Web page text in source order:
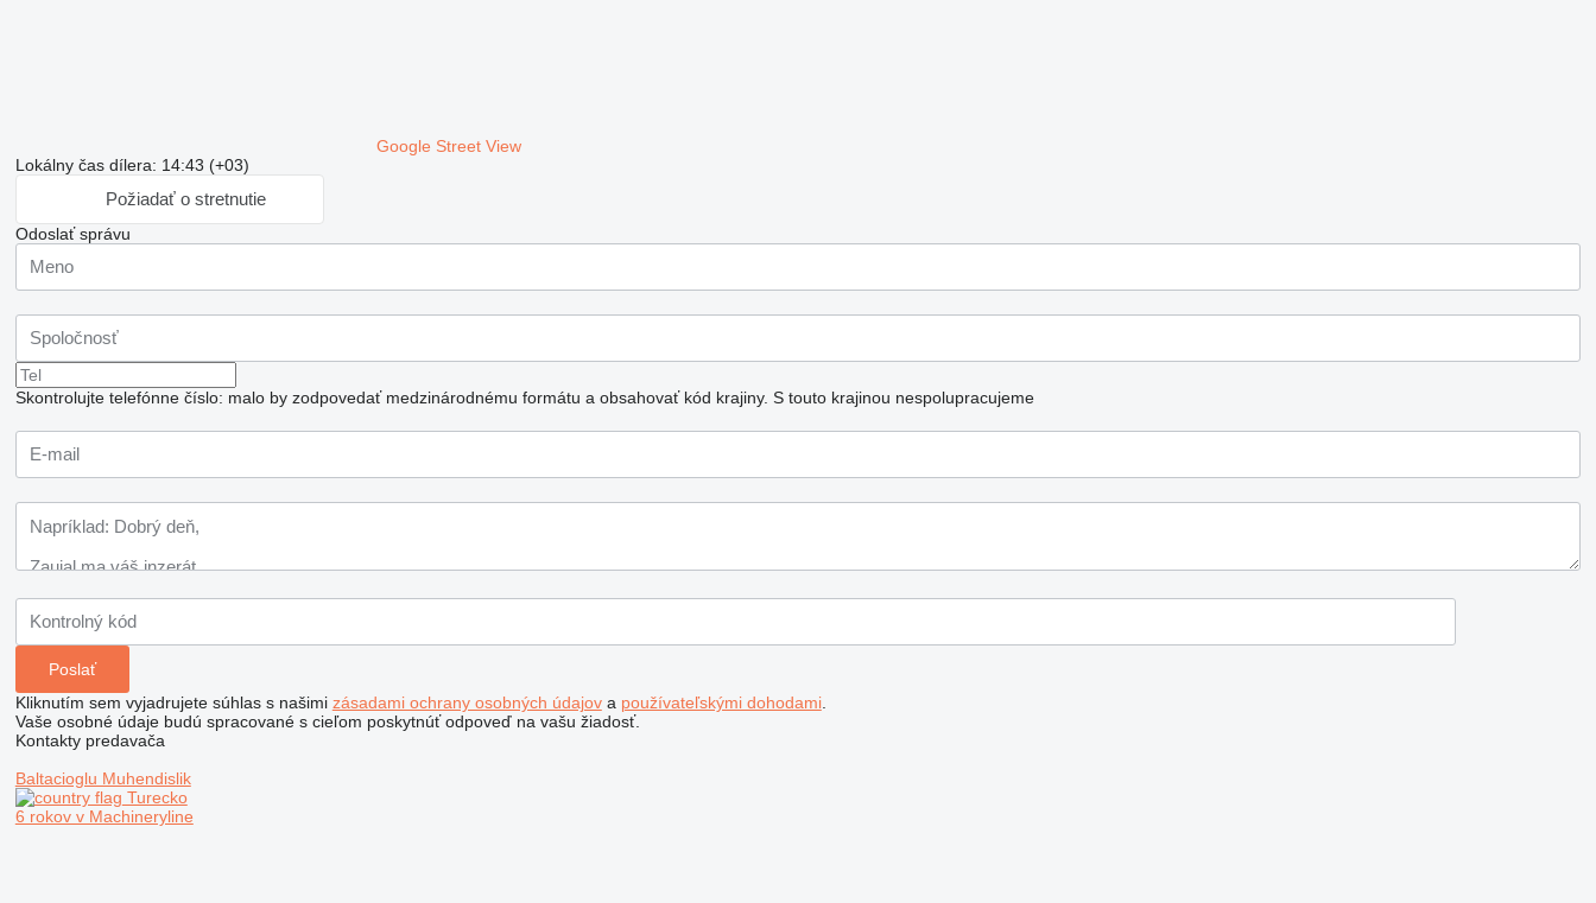
Google Street View
Lokálny čas dílera: 14:43 (+03)
Požiadať o stretnutie
Odoslať správu
Skontrolujte telefónne číslo: malo by zodpovedať medzinárodnému formátu a obsahovať kód krajiny. S touto krajinou nespolupracujeme
Kliknutím sem vyjadrujete súhlas s našimi zásadami ochrany osobných údajova používateľskými dohodami.
Vaše osobné údaje budú spracované s cieľom poskytnúť odpoveď na vašu žiadosť.
Kontakty predavača
Baltacioglu Muhendislik
Turecko
6 rokov v Machineryline